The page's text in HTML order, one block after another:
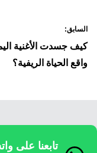
المقالات
السابق:
كيف جسدت الأغنية
واقع الحياة الريفية؟
تابعنا على